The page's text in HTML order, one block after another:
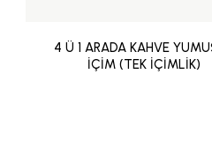
4 Ü 1 ARADA KAHVE
İÇİM (TEK İÇİMLİK)